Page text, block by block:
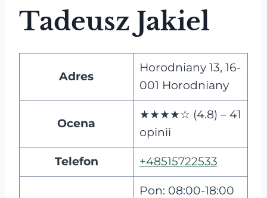
Tadeusz Jakiel
Adres
Horodniany 13, 16-
001 Horodniany
Ocena
★★★★☆ (4.8) – 41
opinii
Telefon +48515722533
Pon: 08:00-18:00